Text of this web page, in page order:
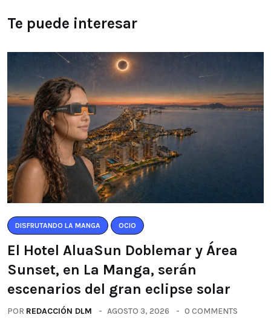
Te puede interesar
DISFRUTANDO LA MANGA OCIO
El Hotel AluaSun Doblemar y Área
Sunset, en La Manga, serán
escenarios del gran eclipse solar
POR REDACCIÓN DLM AGOSTO 3, 2026 0 COMMENTS